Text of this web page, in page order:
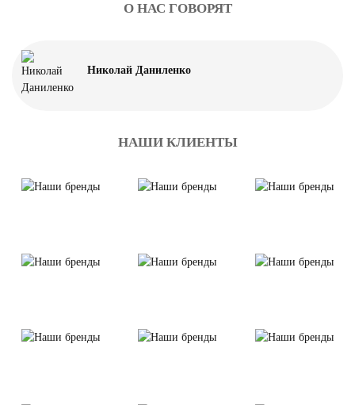
О НАС ГОВОРЯТ
Николай Даниленко
НАШИ КЛИЕНТЫ